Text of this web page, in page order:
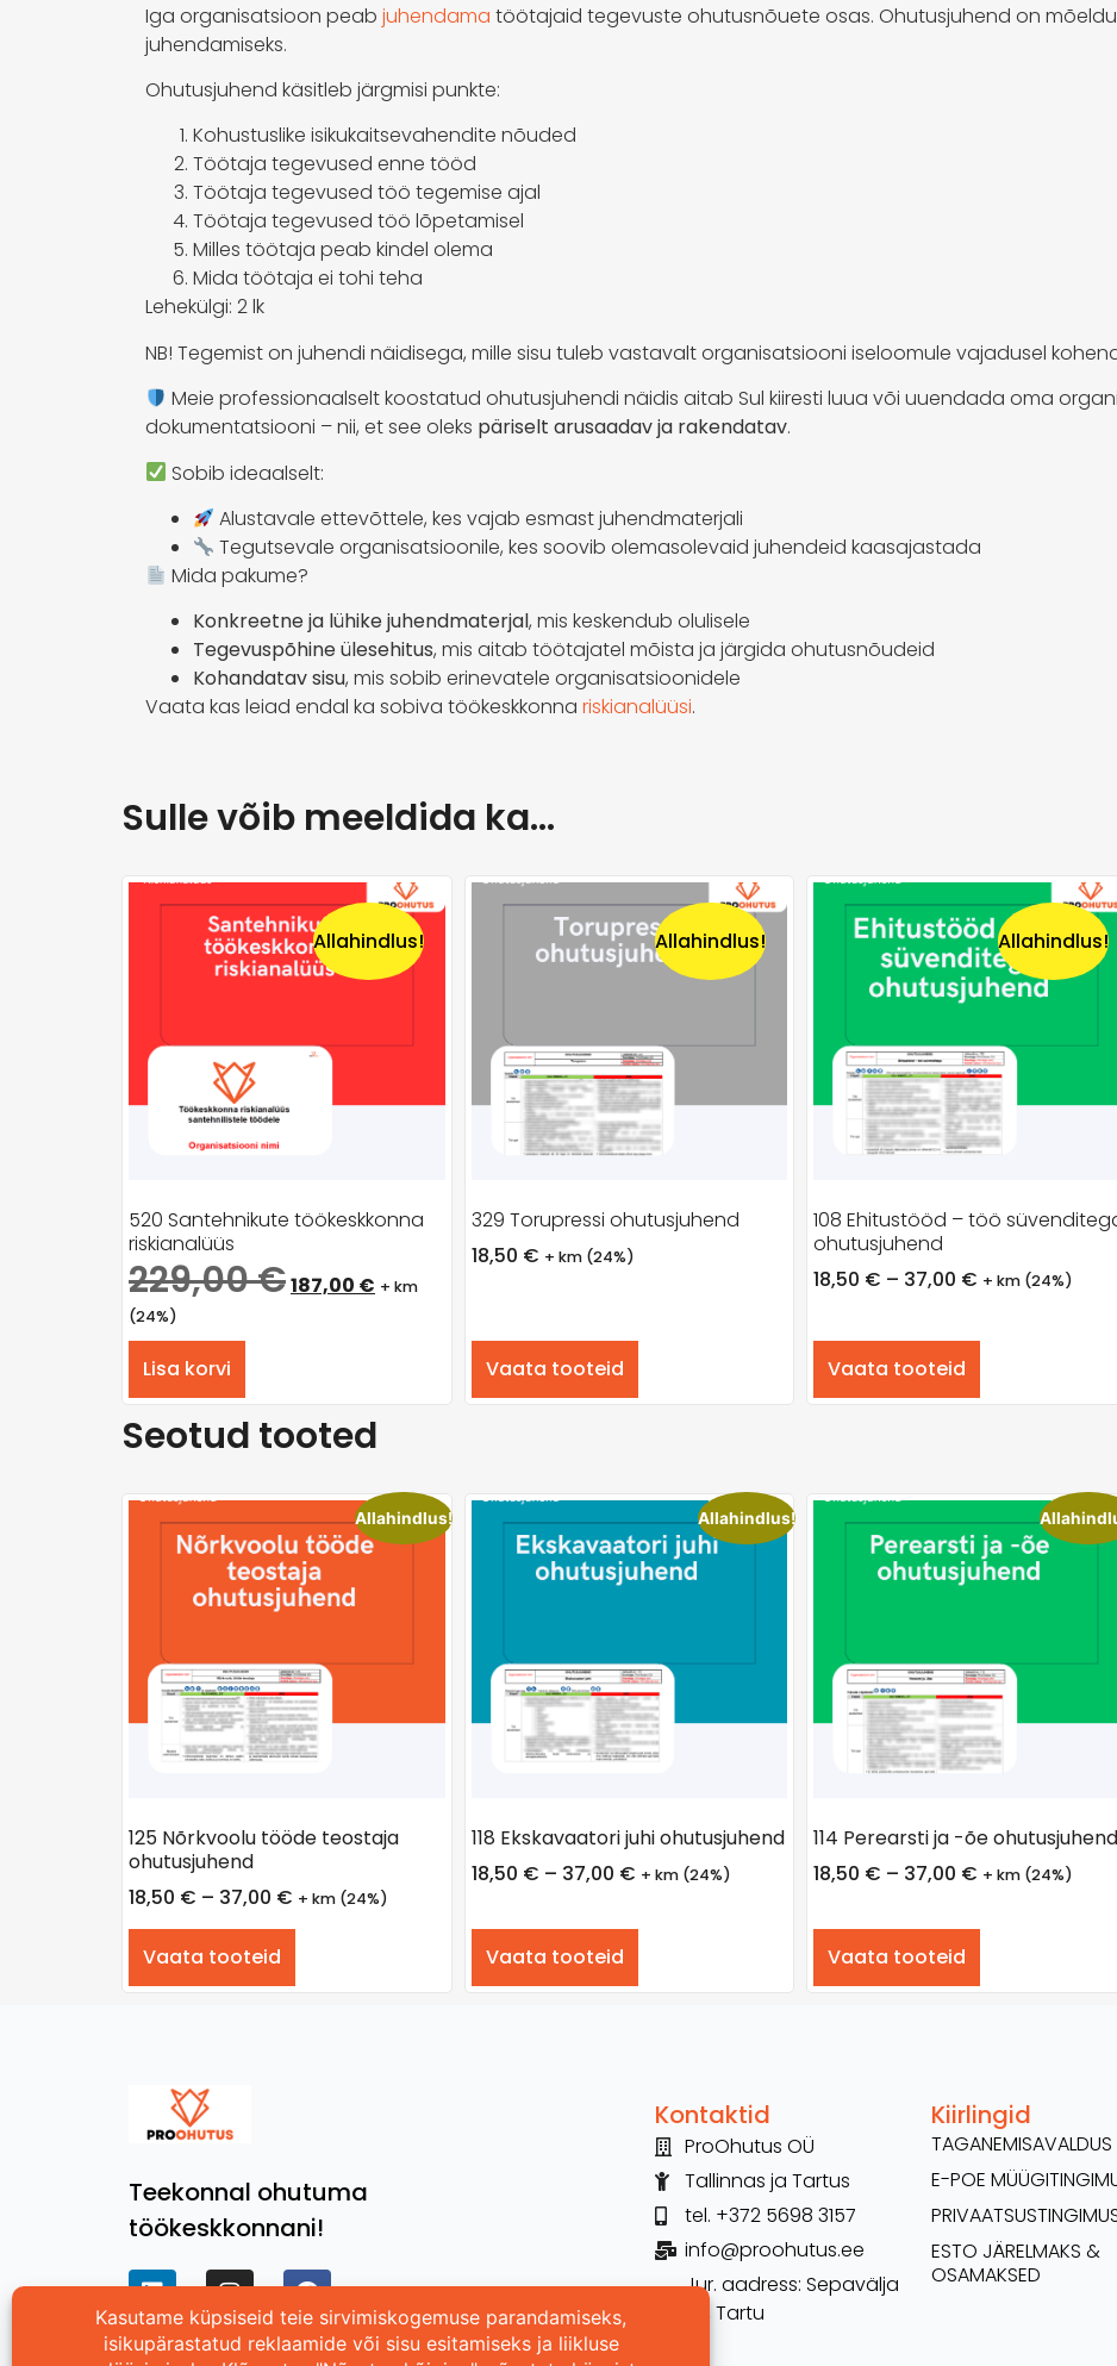
Iga organisatsioon peab juhendama töötajaid tegevuste ohutusnõuete osas. Ohutusjuhend on
juhendamiseks.
Ohutusjuhend käsitleb järgmisi punkte:
Kohustuslike isikukaitsevahendite nõuded
Töötaja tegevused enne tööd
Töötaja tegevused töö tegemise ajal
Töötaja tegevused töö lõpetamisel
Milles töötaja peab kindel olema
Mida töötaja ei tohi teha
Lehekülgi: 2 lk
NB! Tegemist on juhendi näidisega, mille sisu tuleb vastavalt organisatsiooni iseloomule vajadusel
Meie professionaalselt koostatud ohutusjuhendi näidis aitab Sul kiiresti luua või uuendada oma
dokumentatsiooni – nii, et see oleks päriselt arusaadav ja rakendatav.
Sobib ideaalselt:
Alustavale ettevõttele, kes vajab esmast juhendmaterjali
Tegutsevale organisatsioonile, kes soovib olemasolevaid juhendeid kaasajastada
Mida pakume?
Konkreetne ja lühike juhendmaterjal, mis keskendub olulisele
Tegevuspõhine ülesehitus, mis aitab töötajatel mõista ja järgida ohutusnõudeid
Kohandatav sisu, mis sobib erinevatele organisatsioonidele
Vaata kas leiad endal ka sobiva töökeskkonna riskianalüüsi.
Sulle võib meeldida ka…
Allahindlus!
520 Santehnikute töökeskkonna
riskianalüüs
229,00€187,00 € + km
(24%)
Lisa korvi
Allahindlus!
329 Torupressi ohutusjuhend
18,50 € + km (24%)
Vaata tooteid
Allahindlus!
108 Ehitustööd – töö
ohutusjuhend
18,50 € – 37,00 € + km (24%)
Vaata tooteid
Seotud tooted
Allahindlus!
125 Nõrkvoolu tööde teostaja
ohutusjuhend
18,50 € – 37,00 € + km (24%)
Vaata tooteid
Allahindlus!
118 Ekskavaatori juhi ohutusjuhend
18,50 € – 37,00 € + km (24%)
Vaata tooteid
114 Perearsti ja -õe ohutusjuhend
18,50 € – 37,00 € + km (24%)
Vaata tooteid
Teekonnal ohutuma
töökeskkonnani!
Kontaktid
ProOhutus OÜ
Tallinnas ja Tartus
tel. +372 5698 3157
info@proohutus.ee
Jur. aadress: Sepavälja
26, Tartu
Kiirlingid
TAGANEMISAVALDUS
E-POE
ESTO JÄRELMAKS &
OSAMAKSED